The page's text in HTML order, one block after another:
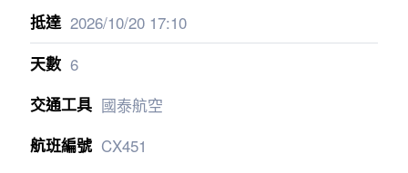
2026/10/2017:10
6
國泰航空
CX451